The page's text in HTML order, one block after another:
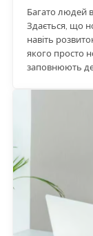
Багато людей
Здається, що
навіть
якого просто
заповнюють